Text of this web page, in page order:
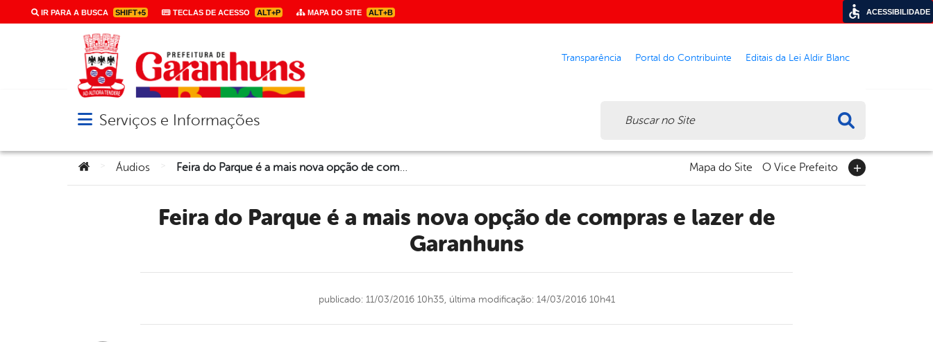
IR PARA A BUSCA SHIFT+5 TECLAS DE ACESSO ALT+P MAPA DO SITE ALT+B
Transparência Portal do Contribuinte Editais da Lei Aldir Blanc
Abrir menu principal de navegação
Serviços e Informações
Você está aqui:
Áudios Feira do Parque é a mais nova opção de compras e lazer de Garanhuns Mapa do Site O Vice Prefeito
Feira do Parque é a mais nova opção de compras e lazer de
Garanhuns
publicado: 11/03/2016 10h35, última modificação: 14/03/2016 10h41
ACESSIBILIDADE